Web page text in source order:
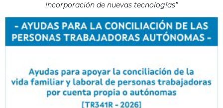
incorporación de nuevas tecnologías”